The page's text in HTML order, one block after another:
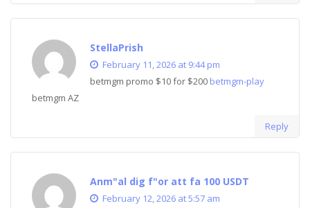
StellaPrish
February 11, 2026 at 9:44 pm
betmgm promo $10 for $200 betmgm-play
betmgm AZ
Reply
Anm"al dig f"or att fa 100 USDT
February 12, 2026 at 5:57 am